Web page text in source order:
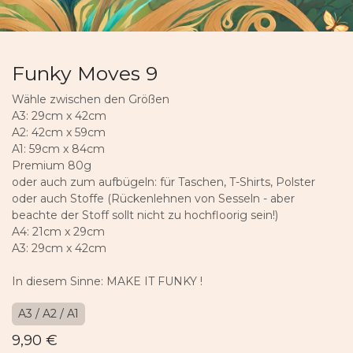
Funky Moves 9
Wähle zwischen den Größen
A3: 29cm x 42cm
A2: 42cm x 59cm
A1: 59cm x 84cm
Premium 80g
oder auch zum aufbügeln: für Taschen, T-Shirts, Polster
oder auch Stoffe (Rückenlehnen von Sesseln - aber
beachte der Stoff sollt nicht zu hochfloorig sein!)
A4: 21cm x 29cm
A3: 29cm x 42cm
In diesem Sinne: MAKE IT FUNKY !
A3 / A2 / A1
9,90 €